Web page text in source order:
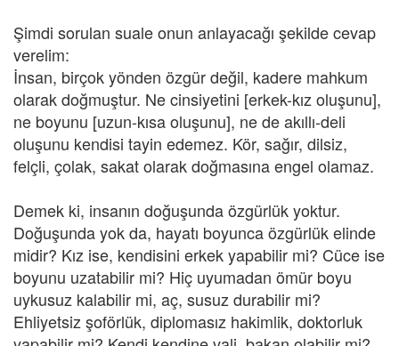
Şimdi sorulan suale onun anlayacağı şekilde cevap
verelim:
İnsan, birçok yönden özgür değil, kadere mahkum
olarak doğmuştur. Ne cinsiyetini [erkek-kız oluşunu],
ne boyunu [uzun-kısa oluşunu], ne de akıllı-deli
oluşunu kendisi tayin edemez. Kör, sağır, dilsiz,
felçli, çolak, sakat olarak doğmasına engel olamaz.
Demek ki, insanın doğuşunda özgürlük yoktur.
Doğuşunda yok da, hayatı boyunca özgürlük elinde
midir? Kız ise, kendisini erkek yapabilir mi? Cüce ise
boyunu uzatabilir mi? Hiç uyumadan ömür boyu
uykusuz kalabilir mi, aç, susuz durabilir mi?
Ehliyetsiz şoförlük, diplomasız hakimlik, doktorluk